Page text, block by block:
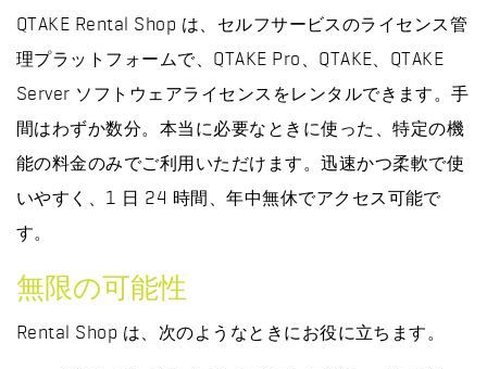
QTAKE Rental Shop は、セルフサービスのライセンス管
理プラットフォームで、QTAKE Pro、QTAKE、QTAKE
Server ソフトウェアライセンスをレンタルできます。手
間はわずか数分。本当に必要なときに使った、特定の機
能の料金のみでご利用いただけます。迅速かつ柔軟で使
いやすく、1 日 24 時間、年中無休でアクセス可能で
す。
無限の可能性
Rental Shop は、次のようなときにお役に立ちます。